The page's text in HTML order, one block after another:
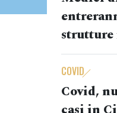
COVID
Covid,